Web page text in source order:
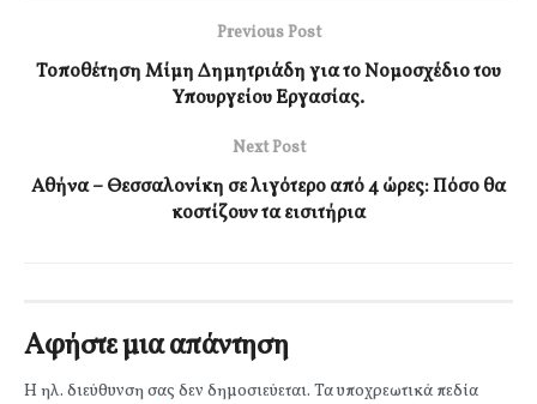
Previous Post
Τοποθέτηση Μίμη Δημητριάδη για το Νομοσχέδιο του
Υπουργείου Εργασίας.
Next Post
Αθήνα – Θεσσαλονίκη σε λιγότερο από 4 ώρες: Πόσο θα
κοστίζουν τα εισιτήρια
Αφήστε μια απάντηση
Η ηλ. διεύθυνση σας δεν δημοσιεύεται. Τα υποχρεωτικά πεδία